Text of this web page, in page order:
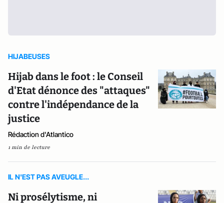
HIJABEUSES
Hijab dans le foot : le Conseil
d'Etat dénonce des "attaques"
contre l'indépendance de la
justice
Rédaction d'Atlantico
1 min de lecture
IL N'EST PAS AVEUGLE...
Ni prosélytisme, ni